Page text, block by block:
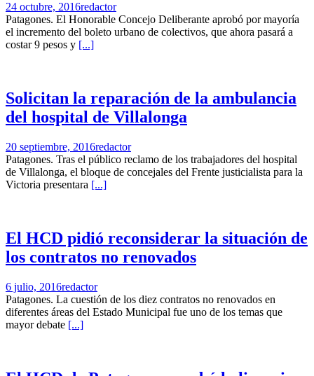
24 octubre, 2016redactor
Patagones. El Honorable Concejo Deliberante aprobó por mayoría
el incremento del boleto urbano de colectivos, que ahora pasará a
costar 9 pesos y [...]
Solicitan la reparación de la ambulancia
del hospital de Villalonga
20 septiembre, 2016redactor
Patagones. Tras el público reclamo de los trabajadores del hospital
de Villalonga, el bloque de concejales del Frente justicialista para la
Victoria presentara [...]
El HCD pidió reconsiderar la situación de
los contratos no renovados
6 julio, 2016redactor
Patagones. La cuestión de los diez contratos no renovados en
diferentes áreas del Estado Municipal fue uno de los temas que
mayor debate [...]